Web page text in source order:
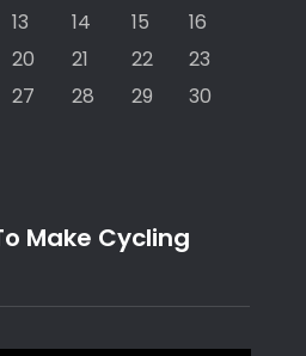
13 14 15
16
20 21 22
23
27 28 29
30
Make Cycling